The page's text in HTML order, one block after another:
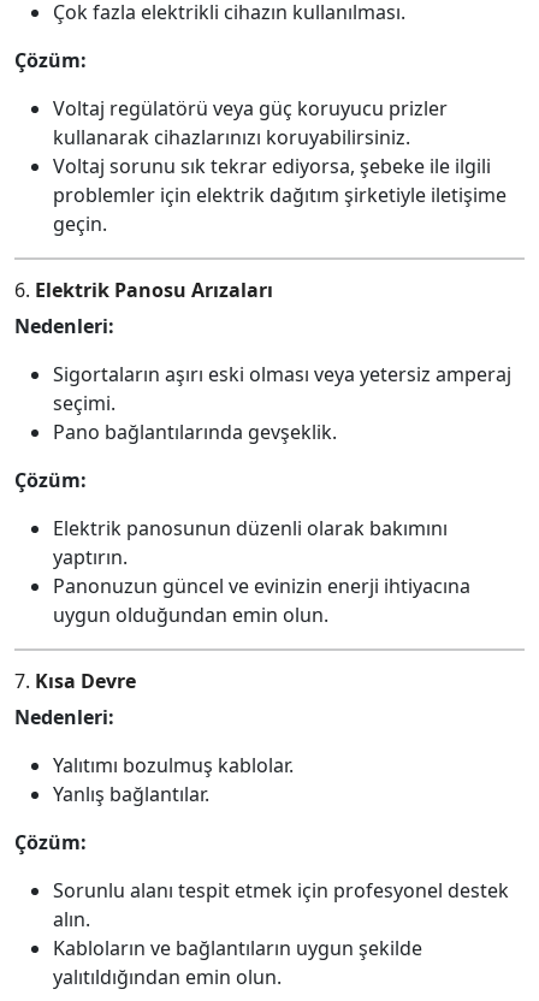
Çok fazla elektrikli cihazın kullanılması.
Çözüm:
Voltaj regülatörü veya güç koruyucu prizler
kullanarak cihazlarınızı koruyabilirsiniz.
Voltaj sorunu sık tekrar ediyorsa, şebeke ile ilgili
problemler için elektrik dağıtım şirketiyle iletişime
geçin.
6. Elektrik Panosu Arızaları
Nedenleri:
Sigortaların aşırı eski olması veya yetersiz amperaj
seçimi.
Pano bağlantılarında gevşeklik.
Çözüm:
Elektrik panosunun düzenli olarak bakımını
yaptırın.
Panonuzun güncel ve evinizin enerji ihtiyacına
uygun olduğundan emin olun.
7. Kısa Devre
Nedenleri:
Yalıtımı bozulmuş kablolar.
Yanlış bağlantılar.
Çözüm:
Sorunlu alanı tespit etmek için profesyonel destek
alın.
Kabloların ve bağlantıların uygun şekilde
yalıtıldığından emin olun.